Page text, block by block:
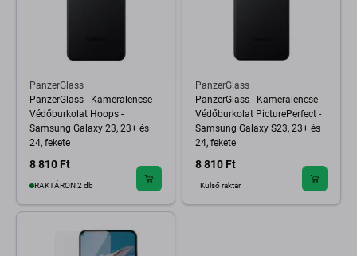
PanzerGlass
PanzerGlass - Kameralencse
Védőburkolat Hoops -
Samsung Galaxy 23, 23+ és
24, fekete
8 810 Ft
RAKTÁRON 2 db
PanzerGlass
PanzerGlass - Kameralencse
Védőburkolat PicturePerfect -
Samsung Galaxy S23, 23+ és
24, fekete
8 810 Ft
Külső raktár